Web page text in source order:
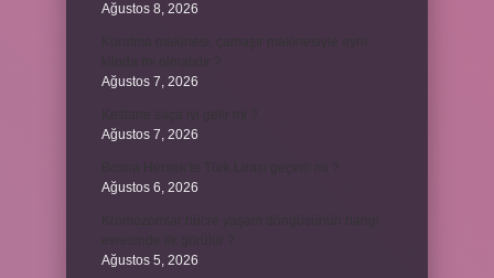
Ağustos 8, 2026
Ağustos 7, 2026
Ağustos 7, 2026
Ağustos 6, 2026
Ağustos 5, 2026